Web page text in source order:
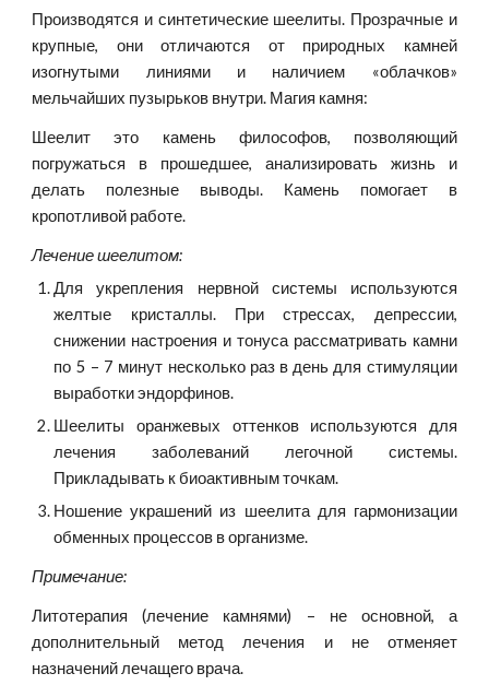
Производятся и синтетические шеелиты. Прозрачные и
крупные, они отличаются от природных камней
изогнутыми линиями и наличием «облачков»
мельчайших пузырьков внутри. Магия камня:
Шеелит это камень философов, позволяющий
погружаться в прошедшее, анализировать жизнь и
делать полезные выводы. Камень помогает в
кропотливой работе.
Лечение шеелитом:
Для укрепления нервной системы используются
желтые кристаллы. При стрессах, депрессии,
снижении настроения и тонуса рассматривать камни
по 5 – 7 минут несколько раз в день для стимуляции
выработки эндорфинов.
Шеелиты оранжевых оттенков используются для
лечения заболеваний легочной системы.
Прикладывать к биоактивным точкам.
Ношение украшений из шеелита для гармонизации
обменных процессов в организме.
Примечание:
Литотерапия (лечение камнями) – не основной, а
дополнительный метод лечения и не отменяет
назначений лечащего врача.